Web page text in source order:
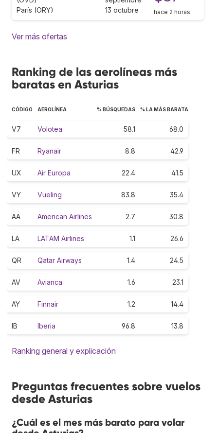
París (ORY)
13 octubre
hace 2 horas
Ver más ofertas
Ranking de las aerolíneas más
baratas en Asturias
CÓDIGO AEROLÍNEA % BÚSQUEDAS % LA MÁS BARATA
V7 Volotea 58.1 68.0
FR Ryanair 8.8 42.9
UX Air Europa 22.4 41.5
VY Vueling 83.8 35.4
AA American Airlines 2.7 30.8
LA LATAM Airlines 1.1 26.6
QR Qatar Airways 1.4 24.5
AV Avianca 1.6 23.1
AY Finnair 1.2 14.4
IB Iberia 96.8 13.8
Ranking general y explicación
Preguntas frecuentes sobre vuelos
desde Asturias
¿Cuál es el mes más barato para volar